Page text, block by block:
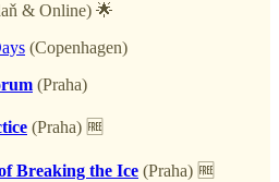
& Online) 🌟
(Copenhagen)
(Praha)
(Praha) 🆓
Breaking the Ice (Praha) 🆓